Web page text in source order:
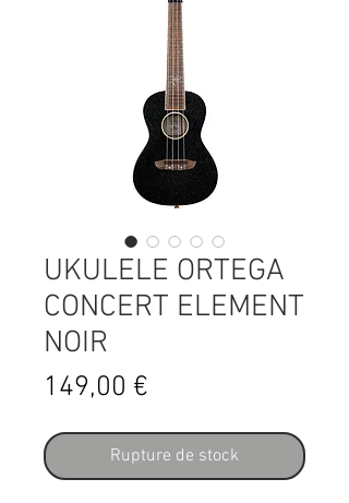
UKULELE ORTEGA
CONCERT ELEMENT
NOIR
149,00 €
Rupture de stock